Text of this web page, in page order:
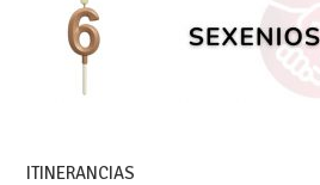
ITINERANCIAS